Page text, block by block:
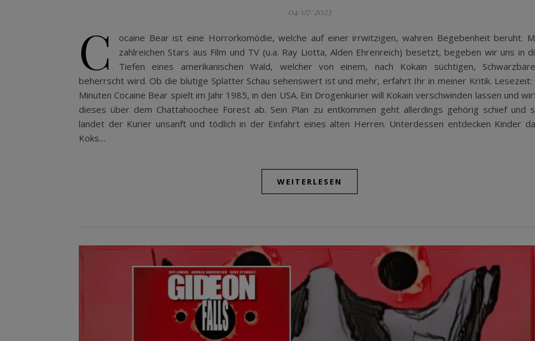
04/07/2023
C
ocaine Bear ist eine Horrorkomödie, welche auf einer irrwitzigen, wahren Begebenheit beruht.
zahlreichen Stars aus Film und TV (u.a. Ray Liotta, Alden Ehrenreich) besetzt, begeben wir uns in
Tiefen eines amerikanischen Wald, welcher von einem, nach Kokain süchtigen,
beherrscht wird. Ob die blutige Splatter Schau sehenswert ist und mehr, erfahrt Ihr in meiner Kritik. Lesezeit:
Minuten Cocaine Bear spielt im Jahr 1985, in den USA. Ein Drogenkurier will Kokain verschwinden lassen und
dieses über dem Chattahoochee Forest ab. Sein Plan zu entkommen geht allerdings gehörig schief und
landet der Kurier unsanft und tödlich in der Einfahrt eines alten Herren. Unterdessen entdecken Kinder
Koks…
WEITERLESEN